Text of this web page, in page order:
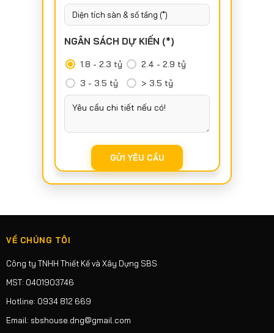
NGÂN SÁCH DỰ KIẾN (*)
1.8 - 2.3 tỷ
2.4 - 2.9 tỷ
3 - 3.5 tỷ
> 3.5 tỷ
VỀ CHÚNG TÔI
Công ty TNHH Thiết Kế và Xây Dựng SBS
MST: 0401903746
Hotline: 0934 812 669
Email: sbshouse.dng@gmail.com